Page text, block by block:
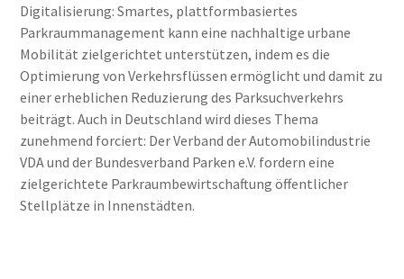
Digitalisierung: Smartes, plattformbasiertes
Parkraummanagement kann eine nachhaltige urbane
Mobilität zielgerichtet unterstützen, indem es die
Optimierung von Verkehrsflüssen ermöglicht und damit zu
einer erheblichen Reduzierung des Parksuchverkehrs
beiträgt. Auch in Deutschland wird dieses Thema
zunehmend forciert: Der Verband der Automobilindustrie
VDA und der Bundesverband Parken e.V. fordern eine
zielgerichtete Parkraumbewirtschaftung öffentlicher
Stellplätze in Innenstädten.